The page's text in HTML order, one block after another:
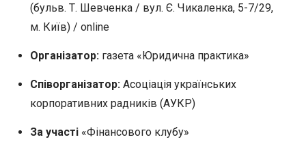
(бульв. Т. Шевченка / вул. Є. Чикаленка, 5-7/29,
м. Київ) / online
Організатор: газета «Юридична практика»
Співорганізатор: Асоціація українських
корпоративних радників (АУКР)
За участі «Фінансового клубу»